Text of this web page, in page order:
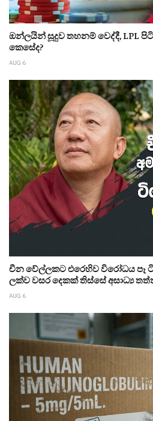
ඔන්ලයින් සූදුව තහනම් වෙද්දී, LPL
කෙසේද?
AUG 6
චීන වේල්ලකට එරෙහිව විරෝධය පෑ
ලක්ව වසර දෙකක් තිස්සේ අසාධ්‍ය
AUG 6